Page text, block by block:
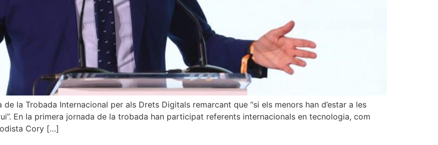
la Trobada Internacional per als Drets Digitals remarcant que “si els menors han d’estar a les
En la primera jornada de la trobada han participat referents internacionals en tecnologia, com
Cory […]